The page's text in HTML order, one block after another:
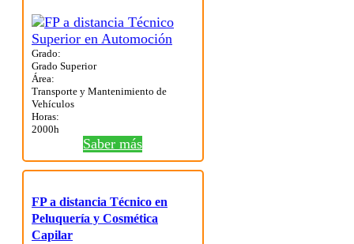
Grado:
Grado Superior
Área:
Transporte y Mantenimiento de
Vehículos
Horas:
2000h
Saber más
FP a distancia Técnico en
Peluquería y Cosmética
Capilar